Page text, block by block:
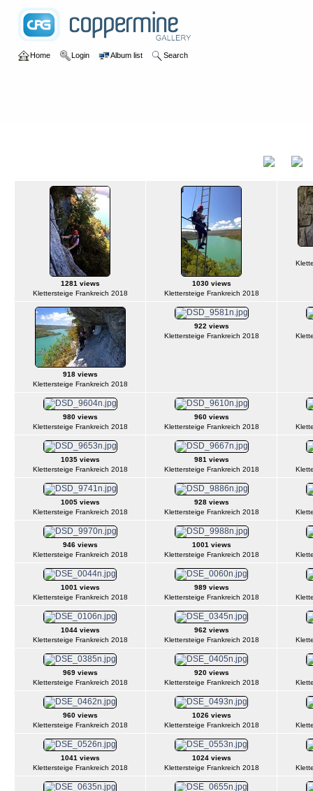
Home Login Album list Search
1281 views
Klettersteige Frankreich 2018
1030 views
Klettersteige Frankreich 2018
918 views
Klettersteige Frankreich 2018
922 views
Klettersteige Frankreich 2018
980 views
Klettersteige Frankreich 2018
960 views
Klettersteige Frankreich 2018
1035 views
Klettersteige Frankreich 2018
981 views
Klettersteige Frankreich 2018
1005 views
Klettersteige Frankreich 2018
928 views
Klettersteige Frankreich 2018
946 views
Klettersteige Frankreich 2018
1001 views
Klettersteige Frankreich 2018
1001 views
Klettersteige Frankreich 2018
989 views
Klettersteige Frankreich 2018
1044 views
Klettersteige Frankreich 2018
962 views
Klettersteige Frankreich 2018
969 views
Klettersteige Frankreich 2018
920 views
Klettersteige Frankreich 2018
960 views
Klettersteige Frankreich 2018
1026 views
Klettersteige Frankreich 2018
1041 views
Klettersteige Frankreich 2018
1024 views
Klettersteige Frankreich 2018